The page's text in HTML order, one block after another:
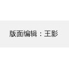
版面编辑：王影